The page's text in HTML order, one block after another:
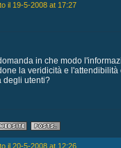
il 19-5-2008 at 17:27
in che modo
la veridicità e
degli utenti?
il 20-5-2008 at 12:26